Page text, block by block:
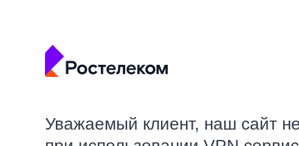
Уважаемый клиент, наш сайт